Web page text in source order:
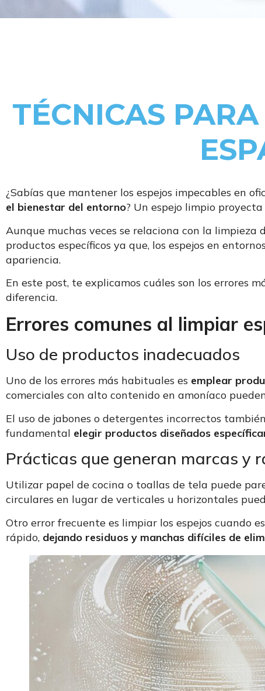
TÉCNICAS
¿Sabías que mantener los espejos impecables en
el bienestar del entorno? Un espejo limpio
Aunque muchas veces se relaciona con la
productos específicos ya que, los espejos en
apariencia.
En este post, te explicamos cuáles son los errores
diferencia.
Errores comunes al limpiar
Uso de productos inadecuados
Uno de los errores más habituales es emplear
comerciales con alto contenido en amoníaco
El uso de jabones o detergentes incorrectos
fundamental elegir productos diseñados
Prácticas que generan marcas y
Utilizar papel de cocina o toallas de tela puede
circulares en lugar de verticales u horizontales
Otro error frecuente es limpiar los espejos cuando
rápido, dejando residuos y manchas difíciles de